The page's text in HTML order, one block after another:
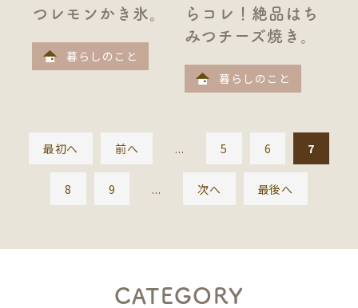
つレモンかき氷。
暮らしのこと
らコレ！絶品はち
みつチーズ焼き。
暮らしのこと
最初へ 前へ ... 5 6 7
8 9 ... 次へ 最後へ
CATEGORY